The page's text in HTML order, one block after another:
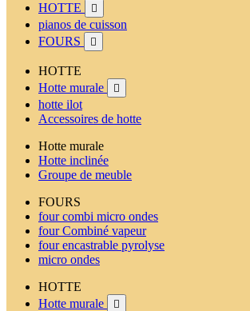
HOTTE

pianos de cuisson
FOURS

HOTTE
Hotte murale

hotte ilot
Accessoires de hotte
Hotte murale
Hotte inclinée
Groupe de meuble
FOURS
four combi micro ondes
four Combiné vapeur
four encastrable pyrolyse
micro ondes
HOTTE
Hotte murale
